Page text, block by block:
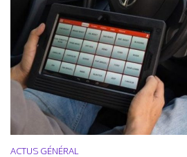
ACTUS GÉNÉRAL